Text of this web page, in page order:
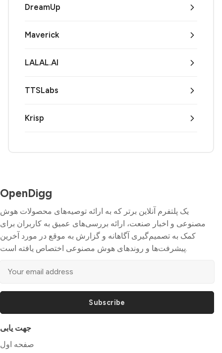
DreamUp
Maverick
LALAL.AI
TTSLabs
Krisp
OpenDigg
یک پلتفرم آنلاین برتر که به ارائه توصیه‌های محصولات هوش
مصنوعی و اخبار صنعت، ارائه بررسی‌های عمیق به کاربران برای
کمک به تصمیم‌گیری آگاهانه و گزارش به موقع در مورد آخرین
پیشرفت‌ها و روندهای هوش مصنوعی اختصاص یافته است.
Subscribe
جهت یابی
صفحه اول